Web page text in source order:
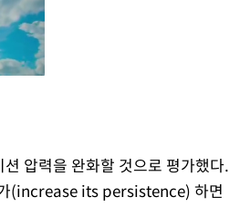
압력을 완화할 것으로 평가했다.
(increase its persistence) 하면